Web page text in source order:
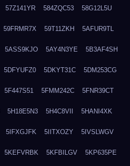
57Z141YR 584ZQC53 58G12L5U
59FRMR7X 59T11ZKH 5AFUR9TL
5ASS9KJO 5AY4N3YE 5B3AF4SH
5DFYUFZ0 5DKYT31C 5DM253CG
5F447S51 5FMM242C 5FNR39CT
5H18E5N3 5H4C8VII 5HANI4XK
5IFXGJFK 5IITXOZY 5IVSLWGV
5KEFVRBK 5KFBILGV 5KP635PE